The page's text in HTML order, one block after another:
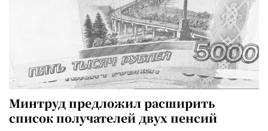
Минтруд предложил расширить
список получателей двух пенсий